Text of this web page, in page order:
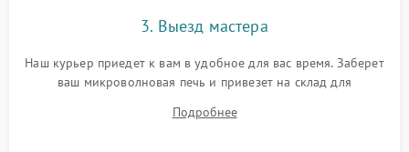
3. Выезд мастера
Наш курьер приедет к вам в удобное для вас время. Заберет
ваш микроволновая печь и привезет на склад для
Подробнее